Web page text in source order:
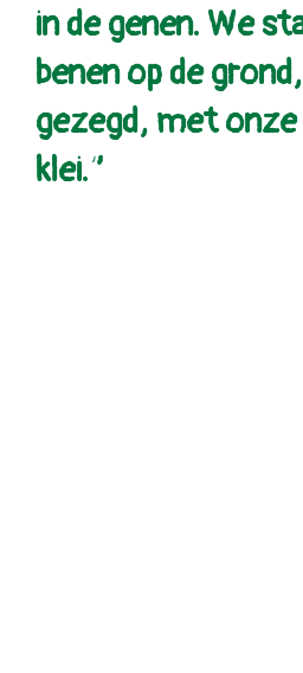
in de genen. We
benen op de
gezegd, met
klei.”